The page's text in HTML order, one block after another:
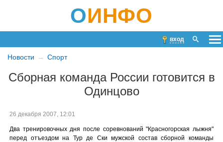
ОИНФО
вход
Новости Спорт
Сборная команда России готовится в
Одинцово
26 декабря 2007, 12:01
Два тренировочных дня после соревнований "Красногорская лыжня"
перед отъездом на Тур де Ски мужской состав сборной команды